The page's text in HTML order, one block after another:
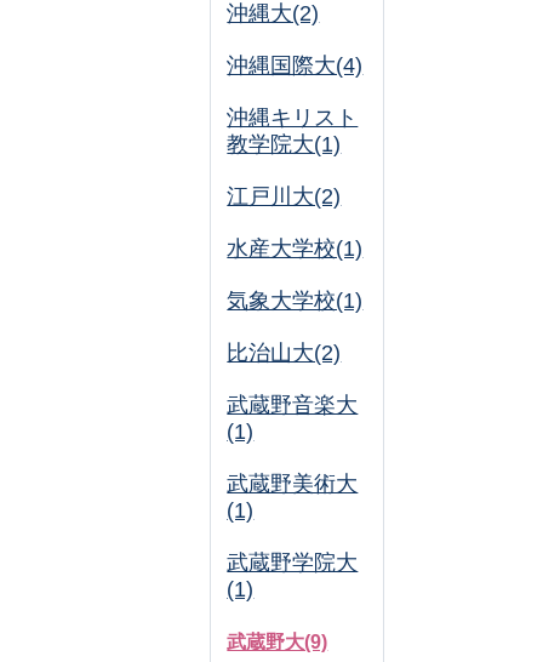
沖縄大(2)
沖縄国際大(4)
沖縄キリスト
教学院大(1)
江戸川大(2)
水産大学校(1)
気象大学校(1)
比治山大(2)
武蔵野音楽大
(1)
武蔵野美術大
(1)
武蔵野学院大
(1)
武蔵野大(9)